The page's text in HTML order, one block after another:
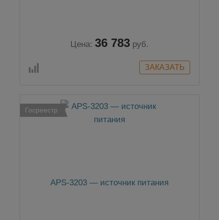
Цена: 36 783 руб.
Госреестр
APS-3203 — источник питания